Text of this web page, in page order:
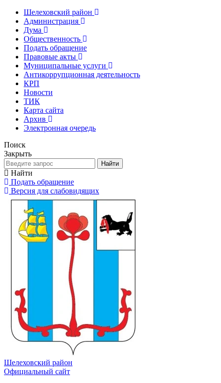
Шелеховский район
Администрация
Дума
Общественность
Подать обращение
Правовые акты
Муниципальные услуги
Антикоррупционная деятельность
КРП
Новости
ТИК
Карта сайта
Архив
Электронная очередь
Поиск
Закрыть
Найти
Найти
Подать обращение
Версия для слабовидящих
Шелеховский район
Официальный сайт